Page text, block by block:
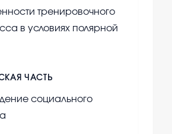
тренировочного
в условиях полярной
ЧАСТЬ
социального